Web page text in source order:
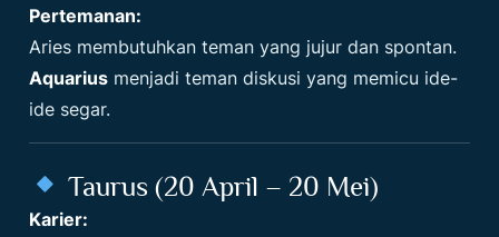
Pertemanan:
Aries membutuhkan teman yang jujur dan spontan.
Aquarius menjadi teman diskusi yang memicu ide-
ide segar.
Taurus (20 April – 20 Mei)
Karier: